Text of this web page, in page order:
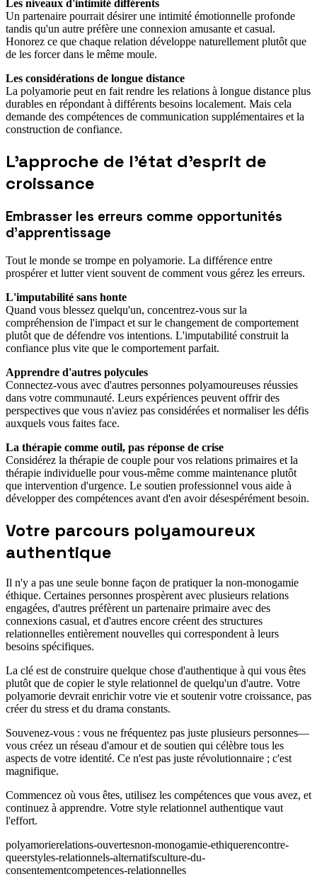
Les niveaux d'intimité différents
Un partenaire pourrait désirer une intimité émotionnelle profonde
tandis qu'un autre préfère une connexion amusante et casual.
Honorez ce que chaque relation développe naturellement plutôt que
de les forcer dans le même moule.
Les considérations de longue distance
La polyamorie peut en fait rendre les relations à longue distance plus
durables en répondant à différents besoins localement. Mais cela
demande des compétences de communication supplémentaires et la
construction de confiance.
L'approche de l'état d'esprit de
croissance
Embrasser les erreurs comme opportunités
d'apprentissage
Tout le monde se trompe en polyamorie. La différence entre
prospérer et lutter vient souvent de comment vous gérez les erreurs.
L'imputabilité sans honte
Quand vous blessez quelqu'un, concentrez-vous sur la
compréhension de l'impact et sur le changement de comportement
plutôt que de défendre vos intentions. L'imputabilité construit la
confiance plus vite que le comportement parfait.
Apprendre d'autres polycules
Connectez-vous avec d'autres personnes polyamoureuses réussies
dans votre communauté. Leurs expériences peuvent offrir des
perspectives que vous n'aviez pas considérées et normaliser les défis
auxquels vous faites face.
La thérapie comme outil, pas réponse de crise
Considérez la thérapie de couple pour vos relations primaires et la
thérapie individuelle pour vous-même comme maintenance plutôt
que intervention d'urgence. Le soutien professionnel vous aide à
développer des compétences avant d'en avoir désespérément besoin.
Votre parcours polyamoureux
authentique
Il n'y a pas une seule bonne façon de pratiquer la non-monogamie
éthique. Certaines personnes prospèrent avec plusieurs relations
engagées, d'autres préfèrent un partenaire primaire avec des
connexions casual, et d'autres encore créent des structures
relationnelles entièrement nouvelles qui correspondent à leurs
besoins spécifiques.
La clé est de construire quelque chose d'authentique à qui vous êtes
plutôt que de copier le style relationnel de quelqu'un d'autre. Votre
polyamorie devrait enrichir votre vie et soutenir votre croissance, pas
créer du stress et du drama constants.
Souvenez-vous : vous ne fréquentez pas juste plusieurs personnes—
vous créez un réseau d'amour et de soutien qui célèbre tous les
aspects de votre identité. Ce n'est pas juste révolutionnaire ; c'est
magnifique.
Commencez où vous êtes, utilisez les compétences que vous avez, et
continuez à apprendre. Votre style relationnel authentique vaut
l'effort.
polyamorierelations-ouvertesnon-monogamie-ethiquerencontre-
queerstyles-relationnels-alternatifsculture-du-
consentementcompetences-relationnelles